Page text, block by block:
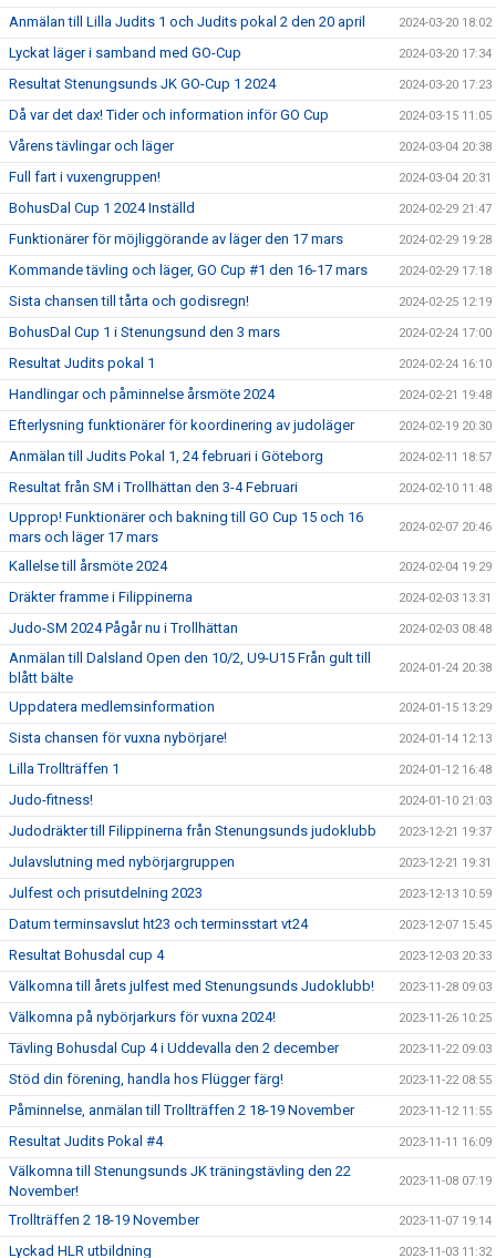
Anmälan till Lilla Judits 1 och Judits pokal 2 den 20 april 2024-03-20 18:02
Lyckat läger i samband med GO-Cup 2024-03-20 17:34
Resultat Stenungsunds JK GO-Cup 1 2024 2024-03-20 17:23
Då var det dax! Tider och information inför GO Cup 2024-03-15 11:05
Vårens tävlingar och läger 2024-03-04 20:38
Full fart i vuxengruppen! 2024-03-04 20:31
BohusDal Cup 1 2024 Inställd 2024-02-29 21:47
Funktionärer för möjliggörande av läger den 17 mars 2024-02-29 19:28
Kommande tävling och läger, GO Cup #1 den 16-17 mars 2024-02-29 17:18
Sista chansen till tårta och godisregn! 2024-02-25 12:19
BohusDal Cup 1 i Stenungsund den 3 mars 2024-02-24 17:00
Resultat Judits pokal 1 2024-02-24 16:10
Handlingar och påminnelse årsmöte 2024 2024-02-21 19:48
Efterlysning funktionärer för koordinering av judoläger 2024-02-19 20:30
Anmälan till Judits Pokal 1, 24 februari i Göteborg 2024-02-11 18:57
Resultat från SM i Trollhättan den 3-4 Februari 2024-02-10 11:48
Upprop! Funktionärer och bakning till GO Cup 15 och 16
mars och läger 17 mars
2024-02-07 20:46
Kallelse till årsmöte 2024 2024-02-04 19:29
Dräkter framme i Filippinerna 2024-02-03 13:31
Judo-SM 2024 Pågår nu i Trollhättan 2024-02-03 08:48
Anmälan till Dalsland Open den 10/2, U9-U15 Från gult till
blått bälte
2024-01-24 20:38
Uppdatera medlemsinformation 2024-01-15 13:29
Sista chansen för vuxna nybörjare! 2024-01-14 12:13
Lilla Trollträffen 1 2024-01-12 16:48
Judo-fitness! 2024-01-10 21:03
Judodräkter till Filippinerna från Stenungsunds judoklubb 2023-12-21 19:37
Julavslutning med nybörjargruppen 2023-12-21 19:31
Julfest och prisutdelning 2023 2023-12-13 10:59
Datum terminsavslut ht23 och terminsstart vt24 2023-12-07 15:45
Resultat Bohusdal cup 4 2023-12-03 20:33
Välkomna till årets julfest med Stenungsunds Judoklubb! 2023-11-28 09:03
Välkomna på nybörjarkurs för vuxna 2024! 2023-11-26 10:25
Tävling Bohusdal Cup 4 i Uddevalla den 2 december 2023-11-22 09:03
Stöd din förening, handla hos Flügger färg! 2023-11-22 08:55
Påminnelse, anmälan till Trollträffen 2 18-19 November 2023-11-12 11:55
Resultat Judits Pokal #4 2023-11-11 16:09
Välkomna till Stenungsunds JK träningstävling den 22
November!
2023-11-08 07:19
Trollträffen 2 18-19 November 2023-11-07 19:14
Lyckad HLR utbildning 2023-11-03 11:32